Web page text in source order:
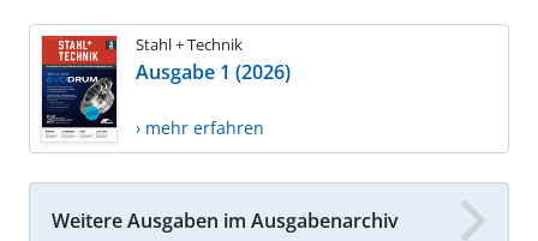
Stahl + Technik
Ausgabe 1 (2026)
› mehr erfahren
Weitere Ausgaben im Ausgabenarchiv